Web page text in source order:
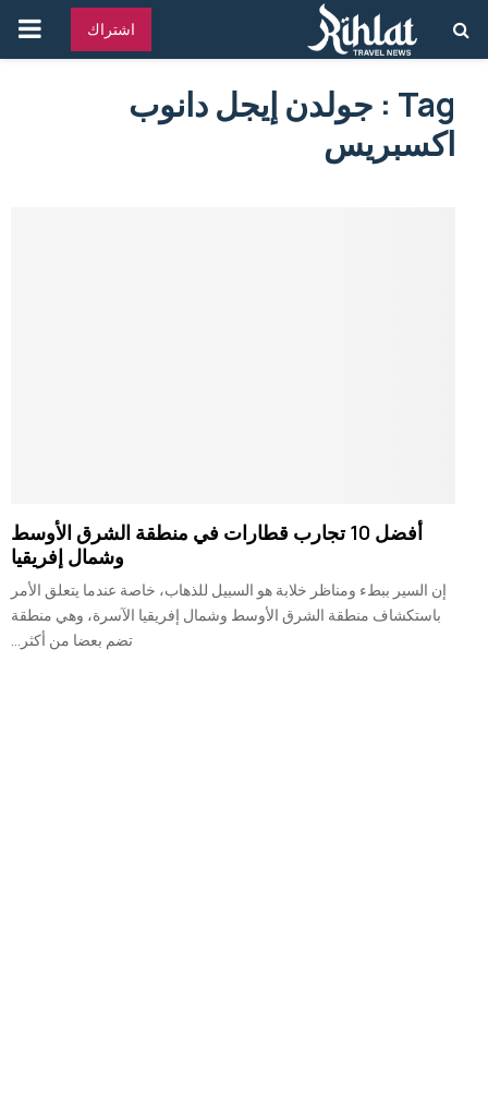
اشتراك
Tag : جولدن إيجل دانوب
اكسبريس
أفضل 10 تجارب قطارات في منطقة الشرق الأوسط
وشمال إفريقيا
إن السير ببطء ومناظر خلابة هو السبيل للذهاب، خاصة عندما يتعلق الأمر
باستكشاف منطقة الشرق الأوسط وشمال إفريقيا الآسرة، وهي منطقة
تضم بعضا من أكثر...